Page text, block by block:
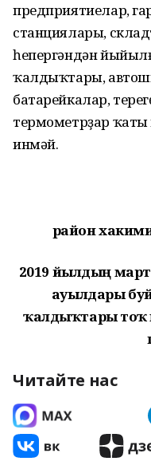
предприятиелар,
станциялары,
һепергәндән
ҡалдыҡтары,
батарейкалар,
термометрҙар
инмәй.
район
2019 йылдың
ауылдары
ҡалдыҡтарҙы
Читайте нас